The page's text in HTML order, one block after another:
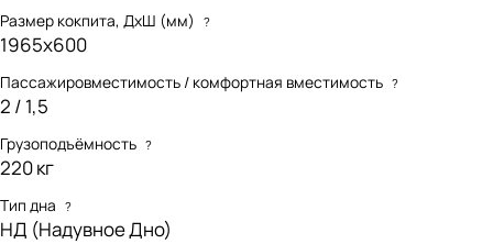
Размер кокпита, ДхШ (мм) ?
1965х600
Пассажировместимость / комфортная вместимость ?
2 / 1,5
Грузоподъёмность ?
220 кг
Тип дна ?
НД (Надувное Дно)